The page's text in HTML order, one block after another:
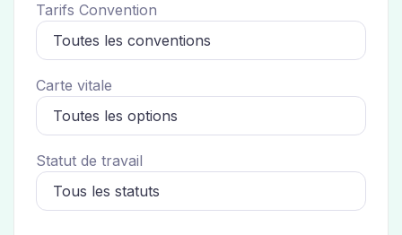
Tarifs Convention
Carte vitale
Statut de travail